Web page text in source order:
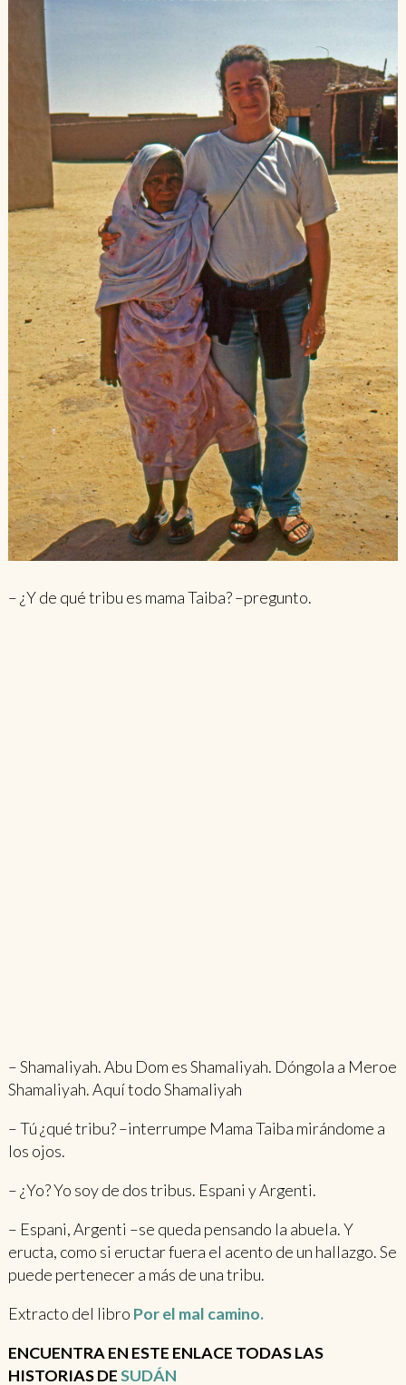
– ¿Y de qué tribu es mama Taiba? –pregunto.
– Shamaliyah. Abu Dom es Shamaliyah. Dóngola a Meroe
Shamaliyah. Aquí todo Shamaliyah
– Tú ¿qué tribu? –interrumpe Mama Taiba mirándome a
los ojos.
– ¿Yo? Yo soy de dos tribus. Espani y Argenti.
– Espani, Argenti –se queda pensando la abuela. Y
eructa, como si eructar fuera el acento de un hallazgo. Se
puede pertenecer a más de una tribu.
Extracto del libro Por el mal camino.
ENCUENTRA EN ESTE ENLACE TODAS LAS
HISTORIAS DESUDÁN